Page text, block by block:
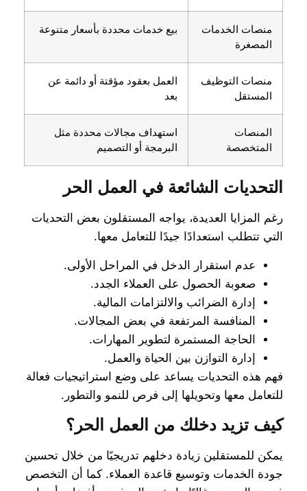
منصات الخدمات
المصغرة
بيع خدمات محددة بأسعار متنوعة
منصات التوظيف
المستقل
العمل بعقود مؤقتة أو دائمة عن
بعد
المنصات
المتخصصة
استهداف مجالات محددة مثل
البرمجة أو التصميم
التحديات الشائعة في العمل الحر
رغم المزايا العديدة، يواجه المستقلون بعض التحديات
التي تتطلب استعدادًا جيدًا للتعامل معها.
عدم استقرار الدخل في المراحل الأولى.
صعوبة الحصول على العملاء الجدد.
إدارة الضرائب والالتزامات المالية.
المنافسة المرتفعة في بعض المجالات.
الحاجة المستمرة لتطوير المهارات.
إدارة التوازن بين الحياة والعمل.
فهم هذه التحديات يساعد على وضع استراتيجيات فعالة
للتعامل معها وتحويلها إلى فرص للنمو والتطور.
كيف تزيد دخلك من العمل الحر؟
يمكن للمستقلين زيادة دخلهم تدريجيًا من خلال تحسين
جودة الخدمات وتوسيع قاعدة العملاء. كما أن التخصص